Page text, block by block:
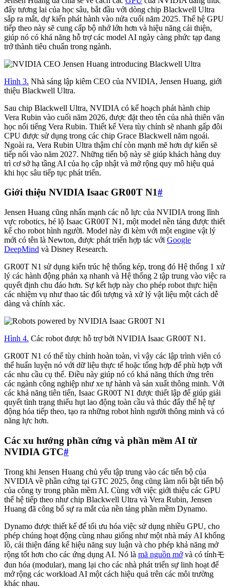
đẩy tương lai của học sâu, bắt đầu với dòng chip Blackwell Ultra
sắp ra mắt, dự kiến phát hành vào nửa cuối năm 2025. Thế hệ GPU
tiếp theo này sẽ cung cấp bộ nhớ lớn hơn và hiệu năng cải thiện,
giúp nó có khả năng hỗ trợ các model AI ngày càng phức tạp đang
trở thành tiêu chuẩn trong ngành.
Hình 3. Nhà sáng lập kiêm CEO của NVIDIA, Jensen Huang, giới
thiệu Blackwell Ultra.
Sau chip Blackwell Ultra, NVIDIA có kế hoạch phát hành chip
Vera Rubin vào cuối năm 2026, được đặt theo tên của nhà thiên văn
học nổi tiếng Vera Rubin. Thiết kế Vera tùy chỉnh sẽ nhanh gấp đôi
CPU được sử dụng trong các chip Grace Blackwell năm ngoái.
Ngoài ra, Vera Rubin Ultra thậm chí còn mạnh mẽ hơn dự kiến sẽ
tiếp nối vào năm 2027. Những tiến bộ này sẽ giúp khách hàng duy
trì cơ sở hạ tầng AI của họ cập nhật và mở rộng quy mô hiệu quả
khi học sâu tiếp tục phát triển.
Giới thiệu NVIDIA Isaac GR00T N1#
Jensen Huang cũng nhấn mạnh các nỗ lực của NVIDIA trong lĩnh
vực robotics, hé lộ Isaac GR00T N1, một model nền tảng được thiết
kế cho robot hình người. Model này đi kèm với một engine vật lý
mới có tên là Newton, được phát triển hợp tác với Google
DeepMind và Disney Research.
GR00T N1 sử dụng kiến trúc hệ thống kép, trong đó Hệ thống 1 xử
lý các hành động phản xạ nhanh và Hệ thống 2 tập trung vào việc ra
quyết định chu đáo hơn. Sự kết hợp này cho phép robot thực hiện
các nhiệm vụ như thao tác đối tượng và xử lý vật liệu một cách dễ
dàng và chính xác.
Hình 4. Các robot được hỗ trợ bởi NVIDIA Isaac GR00T N1.
GR00T N1 có thể tùy chỉnh hoàn toàn, vì vậy các lập trình viên có
thể huấn luyện nó với dữ liệu thực tế hoặc tổng hợp để phù hợp với
các nhu cầu cụ thể. Điều này giúp nó có khả năng thích ứng trên
các ngành công nghiệp như xe tự hành và sản xuất thông minh. Với
các khả năng tiên tiến, Isaac GR00T N1 được thiết lập để giúp giải
quyết tình trạng thiếu hụt lao động toàn cầu và thúc đẩy thế hệ tự
động hóa tiếp theo, tạo ra những robot hình người thông minh và có
năng lực hơn.
Các xu hướng phần cứng và phần mềm AI từ
NVIDIA GTC#
Trong khi Jensen Huang chủ yếu tập trung vào các tiến bộ của
NVIDIA về phần cứng tại GTC 2025, ông cũng làm nổi bật tiến bộ
của công ty trong phần mềm AI. Cùng với việc giới thiệu các GPU
thế hệ tiếp theo như chip Blackwell Ultra và Vera Rubin, Jensen
Huang đã công bố sự ra mắt của nền tảng phần mềm Dynamo.
Dynamo được thiết kế để tối ưu hóa việc sử dụng nhiều GPU, cho
phép chúng hoạt động cùng nhau giống như một nhà máy AI khổng
lồ, cải thiện đáng kể hiệu năng suy luận và cho phép khả năng mở
rộng tốt hơn cho các ứng dụng AI. Nó là mã nguồn mởvà có tínhモ
đun hóa (modular), mang lại cho các nhà phát triển sự linh hoạt để
mở rộng các workload AI một cách hiệu quả trên các môi trường
khác nhau.